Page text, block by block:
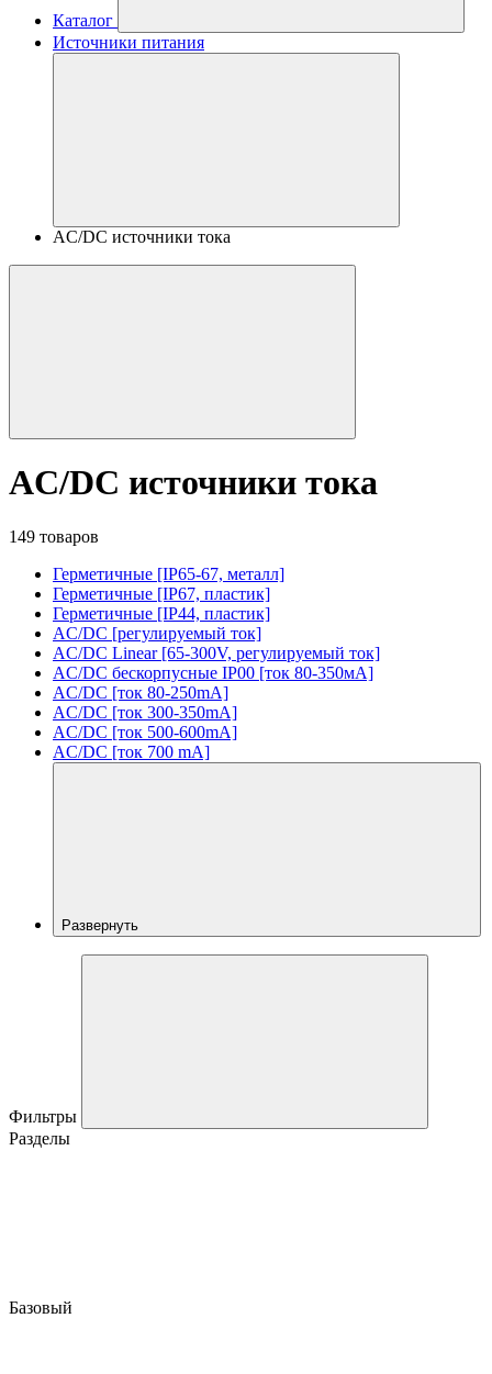
Каталог
Источники питания
AC/DC источники тока
AC/DC источники тока
149 товаров
Герметичные [IP65-67, металл]
Герметичные [IP67, пластик]
Герметичные [IP44, пластик]
AC/DC [регулируемый ток]
AC/DC Linear [65-300V, регулируемый ток]
AC/DC бескорпусные IP00 [ток 80-350мА]
AC/DC [ток 80-250mA]
AC/DC [ток 300-350mA]
AC/DC [ток 500-600mA]
AC/DC [ток 700 mA]
Развернуть
Фильтры
Разделы
Базовый